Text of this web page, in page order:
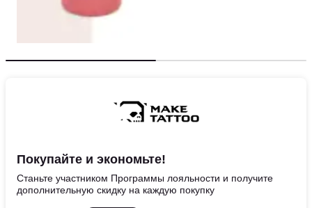
Покупайте и экономьте!
Станьте участником Программы лояльности и получите
дополнительную скидку на каждую покупку